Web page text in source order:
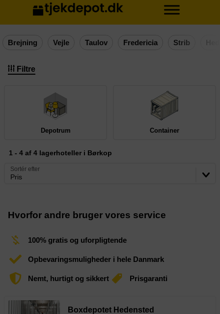
Brejning Vejle Taulov Fredericia Strib
Filtre
Depotrum Container
1 - 4 af 4 lagerhoteller i Børkop
Pris
Sortér efter
Hvorfor andre bruger vores service
100% gratis og uforpligtende
Opbevaringsmuligheder i hele Danmark
Nemt, hurtigt og sikkert Prisgaranti
Boxdepotet Hedensted